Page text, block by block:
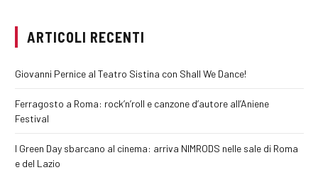
ARTICOLI RECENTI
Giovanni Pernice al Teatro Sistina con Shall We Dance!
Ferragosto a Roma: rock’n’roll e canzone d’autore all’Aniene
Festival
I Green Day sbarcano al cinema: arriva NIMRODS nelle sale di Roma
e del Lazio